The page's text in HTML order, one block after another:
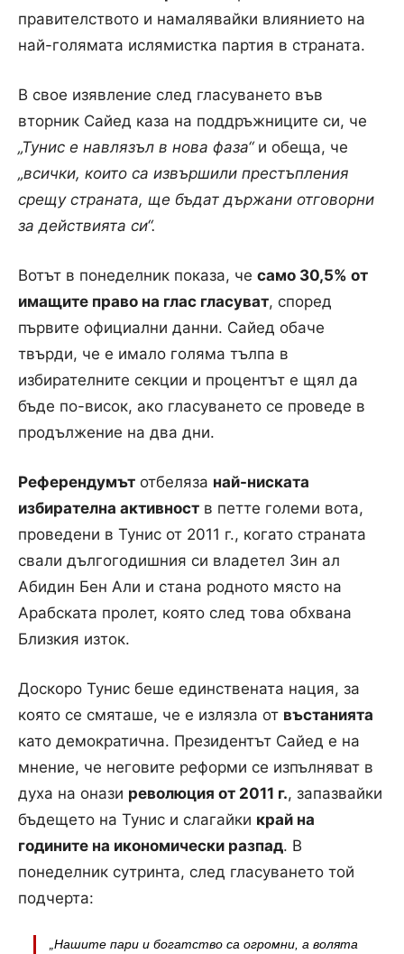
правителството и намалявайки влиянието на
най-голямата ислямистка партия в страната.
В свое изявление след гласуването във
вторник Сайед каза на поддръжниците си, че
„Тунис е навлязъл в нова фаза“и обеща, че
„всички, които са извършили престъпления
срещу страната, ще бъдат държани отговорни
за действията си“.
Вотът в понеделник показа, че само 30,5% от
имащите право на глас гласуват, според
първите официални данни. Сайед обаче
твърди, че е имало голяма тълпа в
избирателните секции и процентът е щял да
бъде по-висок, ако гласуването се проведе в
продължение на два дни.
Референдумът отбеляза най-ниската
избирателна активност в петте големи вота,
проведени в Тунис от 2011 г., когато страната
свали дългогодишния си владетел Зин ал
Абидин Бен Али и стана родното място на
Арабската пролет, която след това обхвана
Близкия изток.
Доскоро Тунис беше единствената нация, за
която се смяташе, че е излязла от въстанията
като демократична. Президентът Сайед е на
мнение, че неговите реформи се изпълняват в
духа на онази революция от 2011 г., запазвайки
бъдещето на Тунис и слагайки край на
годините на икономически разпад. В
понеделник сутринта, след гласуването той
подчерта:
„Нашите пари и богатство са огромни, а волята